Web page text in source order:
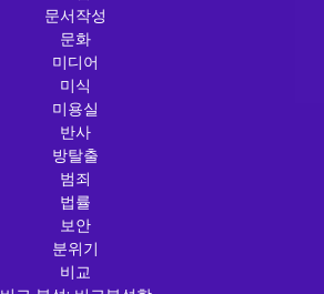
문서작성
문화
미디어
미식
미용실
반사
방탈출
범죄
법률
보안
분위기
비교